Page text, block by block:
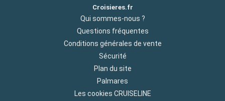
Croisieres.fr
Qui sommes-nous ?
Questions fréquentes
Conditions générales de vente
Sécurité
Plan du site
Palmares
Les cookies CRUISELINE